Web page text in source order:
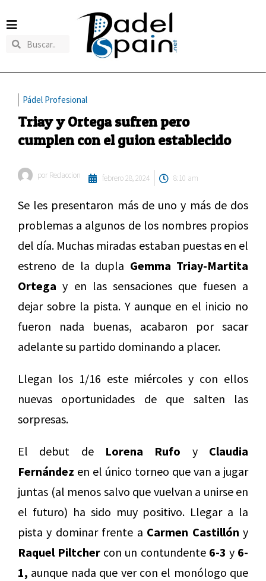
Pádel Profesional
Triay y Ortega sufren pero
cumplen con el guion establecido
por Redaccion febrero 28, 2024 8:10 am
Se les presentaron más de uno y más de dos
problemas a algunos de los nombres propios
del día. Muchas miradas estaban puestas en el
estreno de la dupla Gemma Triay-Martita
Ortega y en las sensaciones que fuesen a
dejar sobre la pista. Y aunque en el inicio no
fueron nada buenas, acabaron por sacar
adelante su partido dominando a placer.
Llegan los 1/16 este miércoles y con ellos
nuevas oportunidades de que salten las
sorpresas.
El debut de Lorena Rufo y Claudia
Fernández en el único torneo que van a jugar
juntas (al menos salvo que vuelvan a unirse en
el futuro) ha sido muy positivo. Llegar a la
pista y dominar frente a Carmen Castillón y
Raquel Piltcher con un contundente 6-3 y 6-
1, aunque nada que ver con el monólogo que